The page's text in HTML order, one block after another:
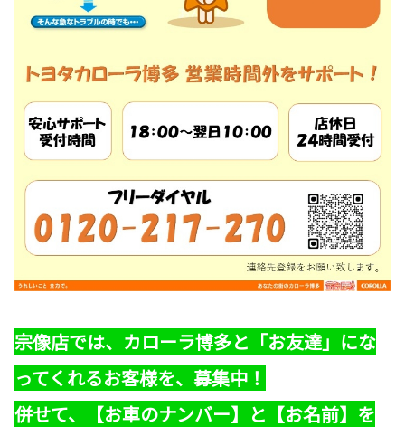
宗像店では、カローラ博多と「お友達」にな
ってくれるお客様を、募集中！
併せて、【お車のナンバー】と【お名前】を